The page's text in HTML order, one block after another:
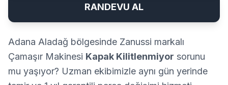
RANDEVU AL
Adana Aladağ bölgesinde Zanussi markalı
Çamaşır Makinesi Kapak Kilitlenmiyor sorunu
mu yaşıyor? Uzman ekibimizle aynı gün yerinde